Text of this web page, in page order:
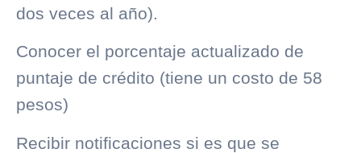
dos veces al año).
Conocer el porcentaje actualizado de
puntaje de crédito (tiene un costo de 58
pesos)
Recibir notificaciones si es que se